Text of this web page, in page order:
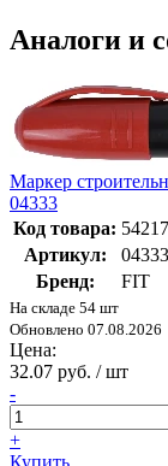
Аналоги и
Маркер
04333
Код товара:
Артикул:
04333
Бренд:
FIT
На складе 54 шт
Обновлено 07.08.2026
Цена:
32.07 руб. / шт
-
+
Купить